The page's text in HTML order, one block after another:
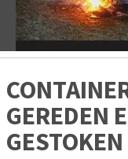
GEREDEN